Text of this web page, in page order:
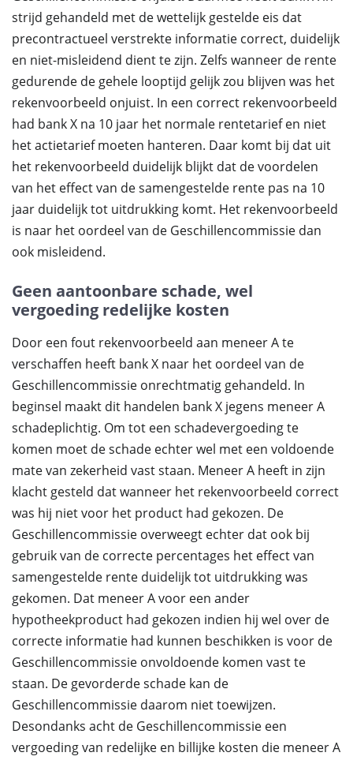
strijd gehandeld met de wettelijk gestelde eis dat
precontractueel verstrekte informatie correct, duidelijk
en niet-misleidend dient te zijn. Zelfs wanneer de rente
gedurende de gehele looptijd gelijk zou blijven was het
rekenvoorbeeld onjuist. In een correct rekenvoorbeeld
had bank X na 10 jaar het normale rentetarief en niet
het actietarief moeten hanteren. Daar komt bij dat uit
het rekenvoorbeeld duidelijk blijkt dat de voordelen
van het effect van de samengestelde rente pas na 10
jaar duidelijk tot uitdrukking komt. Het rekenvoorbeeld
is naar het oordeel van de Geschillencommissie dan
ook misleidend.
Geen aantoonbare schade, wel
vergoeding redelijke kosten
Door een fout rekenvoorbeeld aan meneer A te
verschaffen heeft bank X naar het oordeel van de
Geschillencommissie onrechtmatig gehandeld. In
beginsel maakt dit handelen bank X jegens meneer A
schadeplichtig. Om tot een schadevergoeding te
komen moet de schade echter wel met een voldoende
mate van zekerheid vast staan. Meneer A heeft in zijn
klacht gesteld dat wanneer het rekenvoorbeeld correct
was hij niet voor het product had gekozen. De
Geschillencommissie overweegt echter dat ook bij
gebruik van de correcte percentages het effect van
samengestelde rente duidelijk tot uitdrukking was
gekomen. Dat meneer A voor een ander
hypotheekproduct had gekozen indien hij wel over de
correcte informatie had kunnen beschikken is voor de
Geschillencommissie onvoldoende komen vast te
staan. De gevorderde schade kan de
Geschillencommissie daarom niet toewijzen.
Desondanks acht de Geschillencommissie een
vergoeding van redelijke en billijke kosten die meneer A